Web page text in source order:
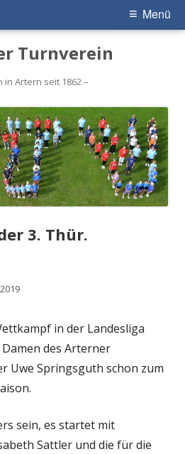
Turnverein
in Artern seit 1862 –
Menü
3. Thür.
in der Landesliga
des Arterner
Uwe Springsguth schon zum
sein, es startet mit
Sattler und die für die